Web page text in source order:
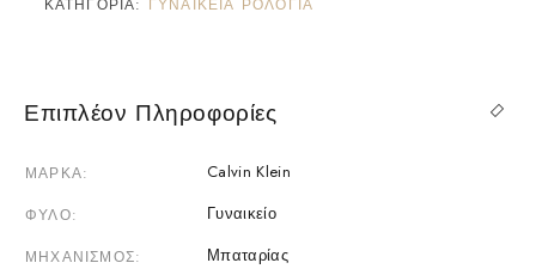
ΚΑΤΗΓΟΡΊΑ: ΓΥΝΑΙΚΕΊΑ ΡΟΛΌΓΙΑ
Επιπλέον Πληροφορίες
ΜΆΡΚΑ Calvin Klein
ΦΎΛΟ Γυναικείο
ΜΗΧΑΝΙΣΜΌΣ Μπαταρίας